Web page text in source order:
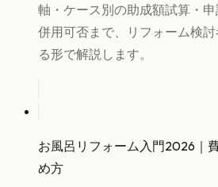
軸・ケース別の助成額試算・
併用可否まで、リフォーム検
る形で解説します。
お風呂リフォーム入門2026｜
め方